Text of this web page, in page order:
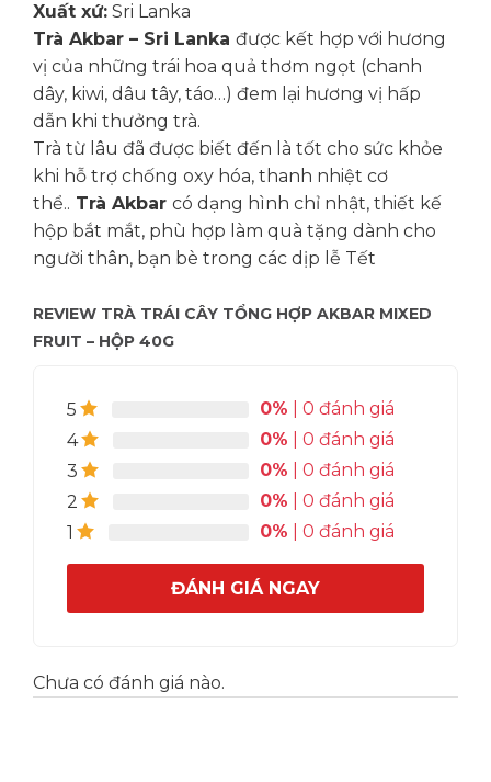
Xuất xứ:Sri Lanka
Trà Akbar – Sri Lanka được kết hợp với hương
vị của những trái hoa quả thơm ngọt (chanh
dây, kiwi, dâu tây, táo…) đem lại hương vị hấp
dẫn khi thưởng trà.
Trà từ lâu đã được biết đến là tốt cho sức khỏe
khi hỗ trợ chống oxy hóa, thanh nhiệt cơ
thể.. Trà Akbar có dạng hình chỉ nhật, thiết kế
hộp bắt mắt, phù hợp làm quà tặng dành cho
người thân, bạn bè trong các dịp lễ Tết
REVIEW TRÀ TRÁI CÂY TỔNG HỢP AKBAR MIXED
FRUIT – HỘP 40G
5 0% | 0 đánh giá
4
0% | 0 đánh giá
3
0% | 0 đánh giá
2
0% | 0 đánh giá
1
0% | 0 đánh giá
ĐÁNH GIÁ NGAY
Chưa có đánh giá nào.